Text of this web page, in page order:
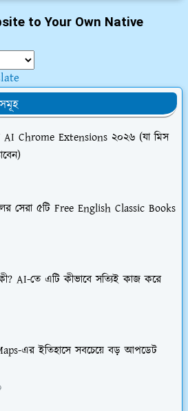
to Your Own Native
AI Chrome Extensions ২০২৬ (যা মিস
সেরা ৫টি Free English Classic Books
AI-তে এটি কীভাবে সত্যিই কাজ করে
এর ইতিহাসে সবচেয়ে বড় আপডেট